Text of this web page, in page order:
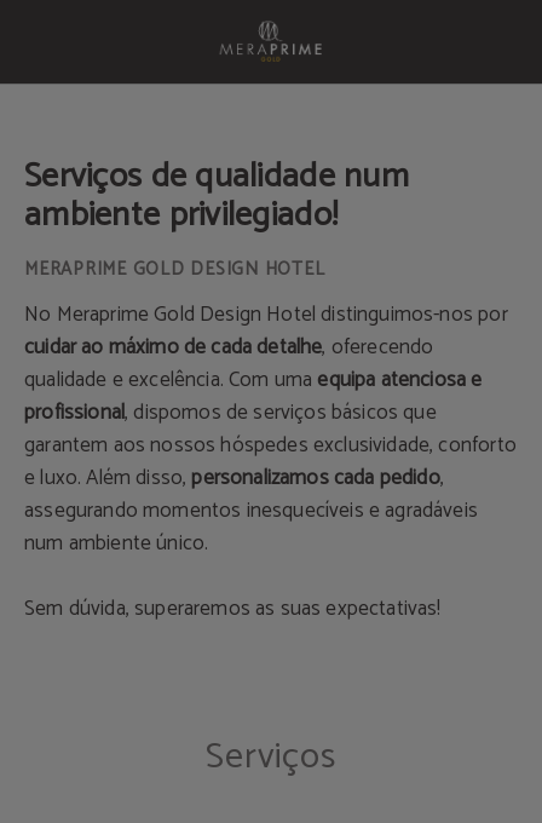
Serviços de qualidade num
ambiente privilegiado!
No Meraprime Gold Design Hotel distinguimos-nos por
cuidar ao máximo de cada detalhe, oferecendo
qualidade e excelência. Com uma equipa atenciosa e
profissional, dispomos de serviços básicos que
garantem aos nossos hóspedes exclusividade, conforto
e luxo. Além disso,personalizamos cada pedido,
assegurando momentos inesquecíveis e agradáveis
num ambiente único.
Sem dúvida, superaremos as suas expectativas!
Serviços